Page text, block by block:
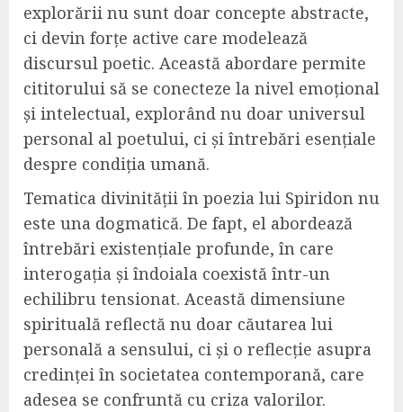
explorării nu sunt doar concepte abstracte,
ci devin forțe active care modelează
discursul poetic. Această abordare permite
cititorului să se conecteze la nivel emoțional
și intelectual, explorând nu doar universul
personal al poetului, ci și întrebări esențiale
despre condiția umană.
Tematica divinității în poezia lui Spiridon nu
este una dogmatică. De fapt, el abordează
întrebări existențiale profunde, în care
interogația și îndoiala coexistă într-un
echilibru tensionat. Această dimensiune
spirituală reflectă nu doar căutarea lui
personală a sensului, ci și o reflecție asupra
credinței în societatea contemporană, care
adesea se confruntă cu criza valorilor.